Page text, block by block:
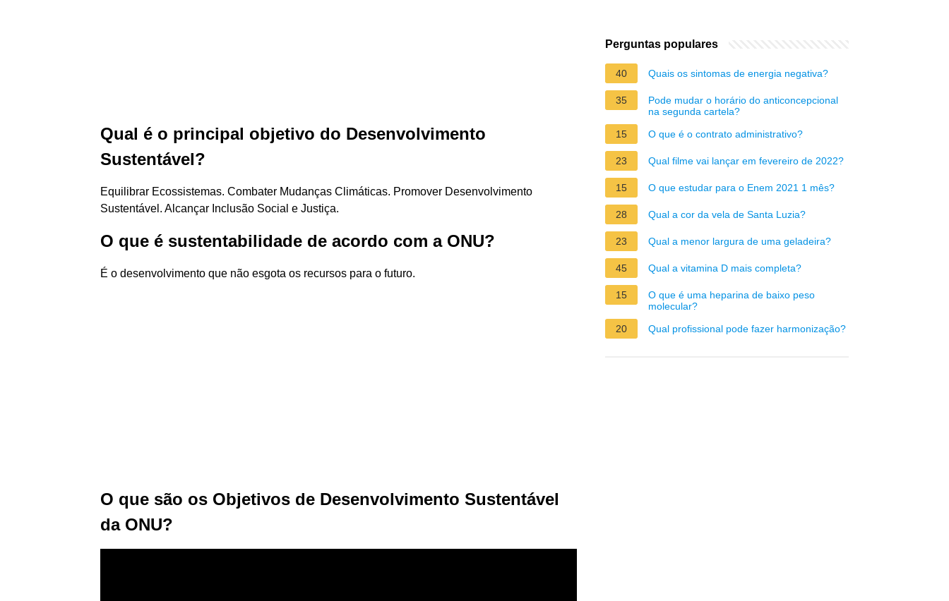
Qual é o principal objetivo do Desenvolvimento
Sustentável?
Equilibrar Ecossistemas. Combater Mudanças Climáticas. Promover Desenvolvimento
Sustentável. Alcançar Inclusão Social e Justiça.
O que é sustentabilidade de acordo com a ONU?
É o desenvolvimento que não esgota os recursos para o futuro.
O que são os Objetivos de Desenvolvimento Sustentável
da ONU?
Perguntas populares
40 Quais os sintomas de energia negativa?
35
Pode mudar o horário do anticoncepcional
na segunda cartela?
15
O que é o contrato administrativo?
23 Qual filme vai lançar em fevereiro de 2022?
15 O que estudar para o Enem 2021 1 mês?
28 Qual a cor da vela de Santa Luzia?
23 Qual a menor largura de uma geladeira?
45 Qual a vitamina D mais completa?
15
O que é uma heparina de baixo peso
molecular?
20
Qual profissional pode fazer harmonização?